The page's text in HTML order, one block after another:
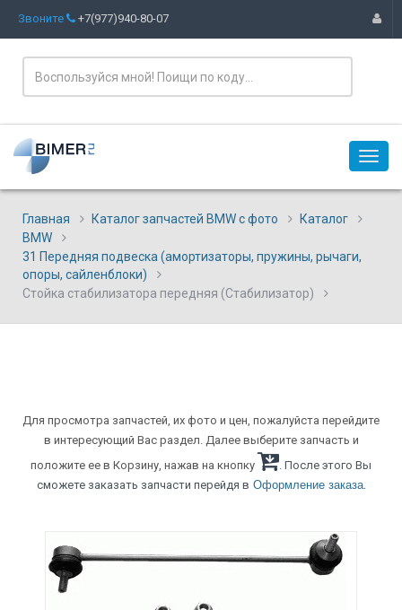
Звоните +7(977)940-80-07
Главная Каталог запчастей BMW с фото
Каталог
BMW
31 Передняя подвеска (амортизаторы, пружины, рычаги,
опоры, сайленблоки)
Стойка стабилизатора передняя (Стабилизатор)
Для просмотра запчастей, их фото и цен, пожалуйста перейдите
в интересующий Вас раздел. Далее выберите запчасть и
положите ее в Корзину, нажав на кнопку
. После этого Вы
сможете заказать запчасти перейдя в Оформление заказа.